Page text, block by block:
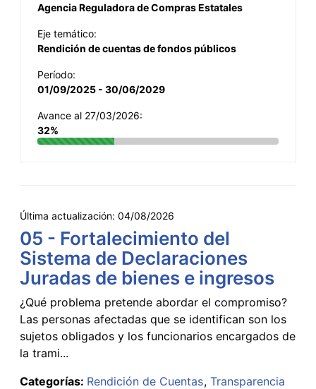
Agencia Reguladora de Compras Estatales
Eje temático:
Rendición de cuentas de fondos públicos
Período:
01/09/2025 - 30/06/2029
Avance al 27/03/2026:
32%
Última actualización: 04/08/2026
05 - Fortalecimiento del
Sistema de Declaraciones
Juradas de bienes e ingresos
¿Qué problema pretende abordar el compromiso?
Las personas afectadas que se identifican son los
sujetos obligados y los funcionarios encargados de
la trami...
Categorías: Rendición de Cuentas Transparencia